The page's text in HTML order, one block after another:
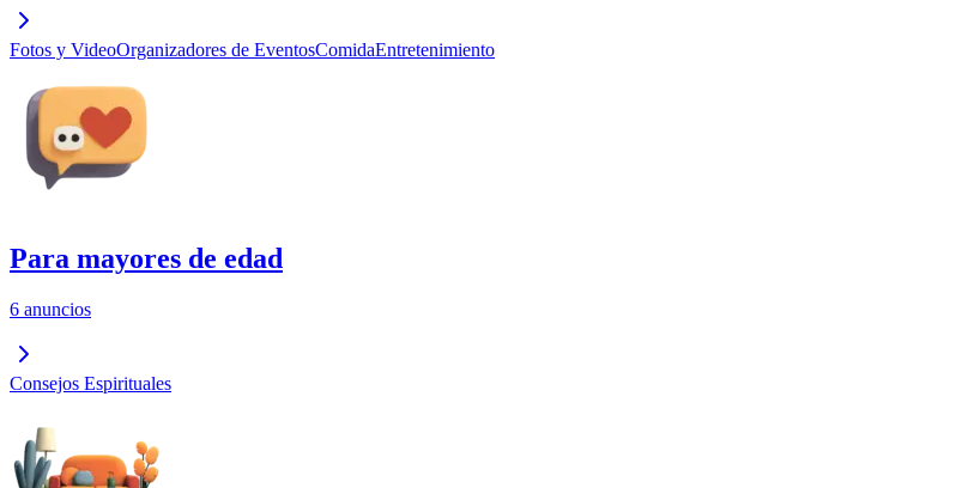
Fotos y VideoOrganizadores de EventosComidaEntretenimiento
Para mayores de edad
6 anuncios
Consejos Espirituales